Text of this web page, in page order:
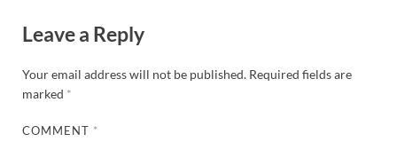
Leave a Reply
Your email address will not be published. Required fields are
marked *
COMMENT *